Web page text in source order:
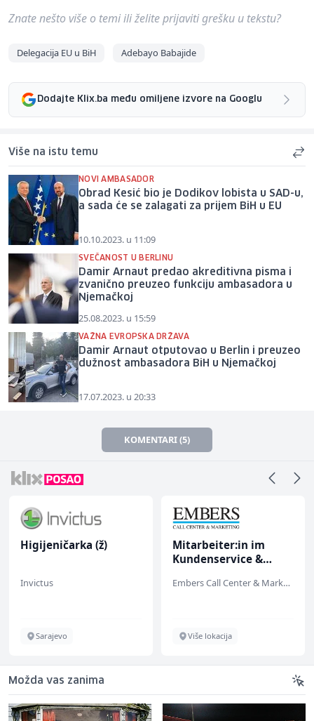
Znate nešto više o temi ili želite prijaviti grešku u tekstu?
Delegacija EU u BiH Adebayo Babajide
Dodajte Klix.ba među omiljene izvore na Googlu
Više na istu temu
NOVI AMBASADOR
Obrad Kesić bio je Dodikov lobista u SAD-u,
a sada će se zalagati za prijem BiH u EU
10.10.2023. u 11:09
SVEČANOST U BERLINU
Damir Arnaut predao akreditivna pisma i
zvanično preuzeo funkciju ambasadora u
Njemačkoj
25.08.2023. u 15:59
VAŽNA EVROPSKA DRŽAVA
Damir Arnaut otputovao u Berlin i preuzeo
dužnost ambasadora BiH u Njemačkoj
17.07.2023. u 20:33
KOMENTARI (5)
Higijeničarka (ž)
Invictus
Sarajevo
Mitarbeiter:in im
Kundenservice &
Embers Call Center & Marketing
Više lokacija
Možda vas zanima